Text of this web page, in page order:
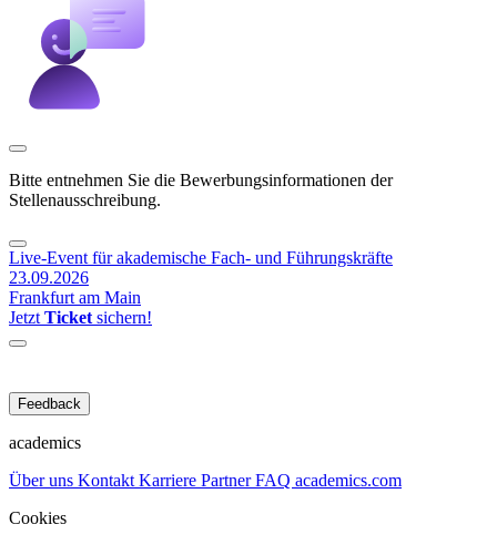
Bitte entnehmen Sie die Bewerbungsinformationen der
Stellenausschreibung.
Live-Event für akademische Fach- und Führungskräfte
23.09.2026
Frankfurt am Main
Jetzt Ticket sichern!
Feedback
academics
Über uns Kontakt Karriere PartnerFAQ academics.com
Cookies